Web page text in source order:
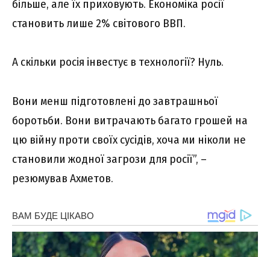
більше, але їх приховують. Економіка росії
становить лише 2% світового ВВП.
А скільки росія інвестує в технології? Нуль.
Вони менш підготовлені до завтрашньої
боротьби. Вони витрачають багато грошей на
цю війну проти своїх сусідів, хоча ми ніколи не
становили жодної загрози для росії”, –
резюмував Ахметов.